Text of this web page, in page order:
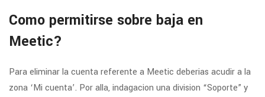
Como permitirse sobre baja en
Meetic?
Para eliminar la cuenta referente a Meetic deberias acudir a la
zona ‘Mi cuenta’. Por alla, indagacion una division “Soporte” y